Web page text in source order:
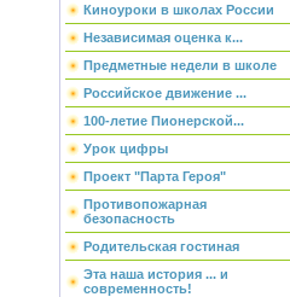
Киноуроки в школах России
Независимая оценка к...
Предметные недели в школе
Российское движение ...
100-летие Пионерской...
Урок цифры
Проект "Парта Героя"
Противопожарная
безопасность
Родительская гостиная
Эта наша история ... и
современность!